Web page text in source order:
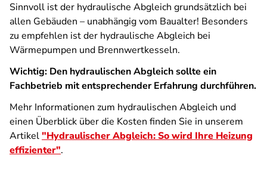
Sinnvoll ist der hydraulische Abgleich grundsätzlich bei
allen Gebäuden – unabhängig vom Baualter! Besonders
zu empfehlen ist der hydraulische Abgleich bei
Wärmepumpen und Brennwertkesseln.
Wichtig: Den hydraulischen Abgleich sollte ein
Fachbetrieb mit entsprechender Erfahrung durchführen.
Mehr Informationen zum hydraulischen Abgleich und
einen Überblick über die Kosten finden Sie in unserem
Artikel"Hydraulischer Abgleich: So wird Ihre Heizung
effizienter".